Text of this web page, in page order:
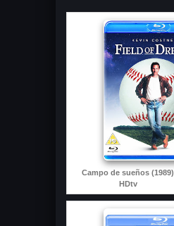
Campo de sueños (1989)
HDtv